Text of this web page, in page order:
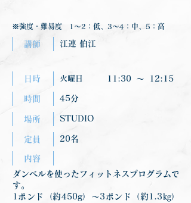
※強度・難易度 1〜2：低、3〜4：中、5：高
講師 江連 伯江
日時 火曜日 11:30 〜 12:15
時間 45分
場所 STUDIO
定員 20名
内容
ダンベルを使ったフィットネスプログラムで
す。
1ポンド（約450g）〜3ポンド（約1.3㎏）